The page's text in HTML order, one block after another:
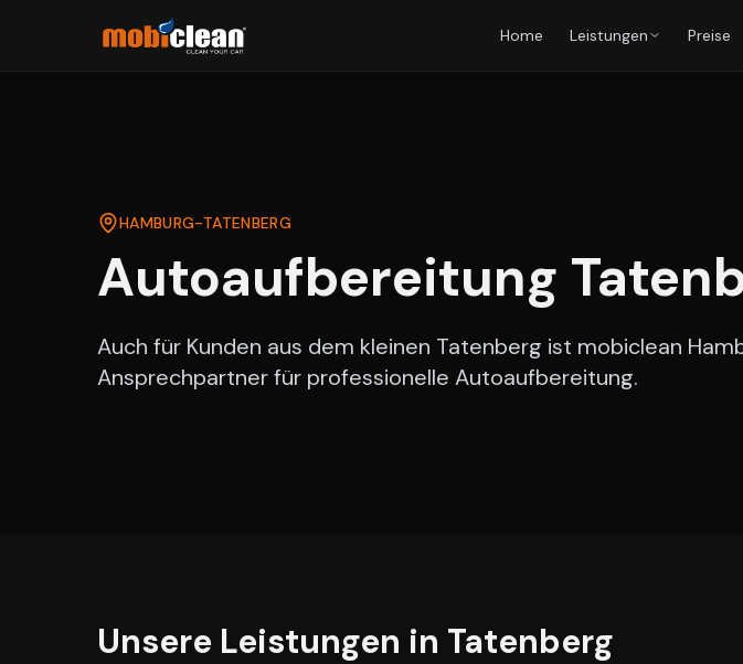
Home Leistungen Preise
HAMBURG-TATENBERG
Autoaufbereitung
Auch für Kunden aus dem kleinen Tatenberg ist mobiclean
Ansprechpartner für professionelle Autoaufbereitung.
Unsere Leistungen in Tatenberg